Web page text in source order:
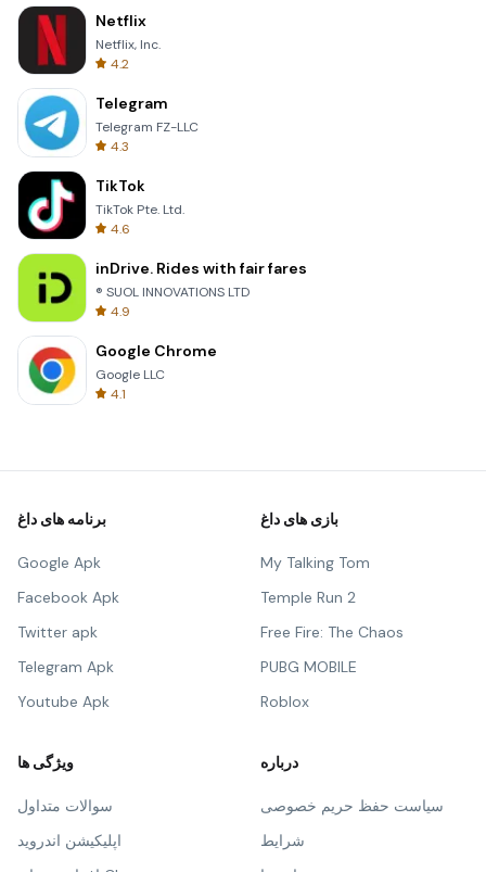
Netflix
Netflix, Inc.
4.2
Telegram
Telegram FZ-LLC
4.3
TikTok
TikTok Pte. Ltd.
4.6
inDrive. Rides with fair fares
® SUOL INNOVATIONS LTD
4.9
Google Chrome
Google LLC
4.1
برنامه های داغ
Google Apk
Facebook Apk
Twitter apk
Telegram Apk
Youtube Apk
بازی های داغ
My Talking Tom
Temple Run 2
Free Fire: The Chaos
PUBG MOBILE
Roblox
ویژگی ها
سوالات متداول
اپلیکیشن اندروید
درباره
سیاست حفظ حریم خصوصی
شرایط